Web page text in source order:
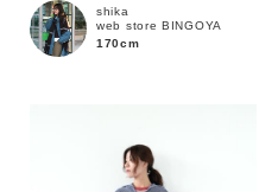
キーワード
MENS
shika
web store BINGOYA
170cm